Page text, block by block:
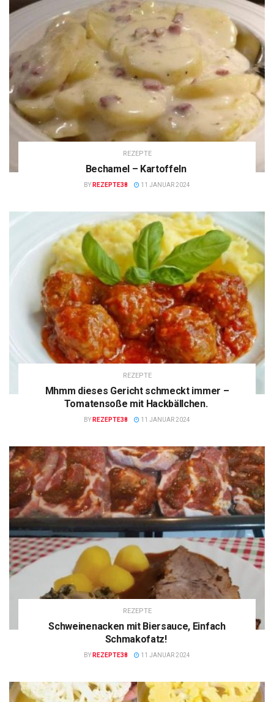
REZEPTE
Bechamel – Kartoffeln
BY REZEPTE38 11 JANUAR 2024
REZEPTE
Mhmm dieses Gericht schmeckt immer –
Tomatensoße mit Hackbällchen.
BY REZEPTE38 11 JANUAR 2024
REZEPTE
Schweinenacken mit Biersauce, Einfach
Schmakofatz!
BY REZEPTE38 11 JANUAR 2024